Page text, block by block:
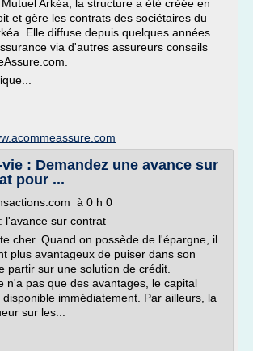
Arkéa, la structure a été créée en
et gère les contrats des sociétaires du
Elle diffuse depuis quelques années
via d'autres assureurs conseils
: Demandez une avance sur
pour ...
à 0 h 0
l'avance sur contrat
cher. Quand on possède de l'épargne, il
plus avantageux de puiser dans son
partir sur une solution de crédit.
n'a pas que des avantages, le capital
immédiatement. Par ailleurs, la
sur les...